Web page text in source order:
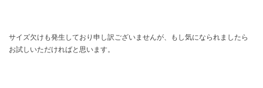
サイズ欠けも発生しており申し訳ございませんが、もし気になられましたら
お試しいただければと思います。